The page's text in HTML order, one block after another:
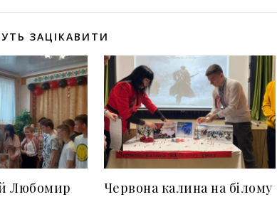
ЗАЦІКАВИТИ
Любомир
Червона калина на білому